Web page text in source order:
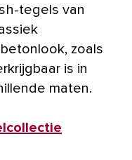
tegels van
zoals
is in
maten.